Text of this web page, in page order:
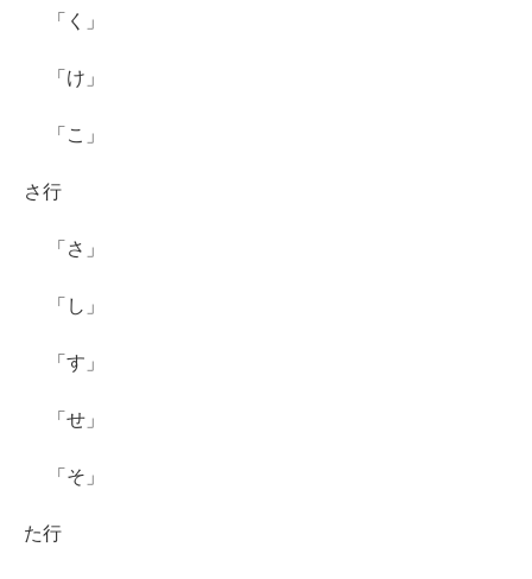
「く」
「け」
「こ」
さ行
「さ」
「し」
「す」
「せ」
「そ」
た行